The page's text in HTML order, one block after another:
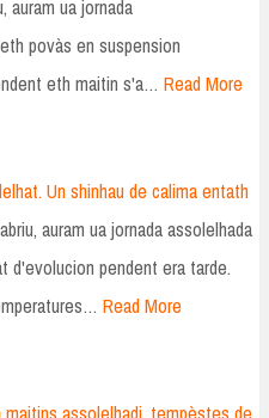
auram ua jornada
povàs en suspension
eth maitin s'a… Read More
Un shinhau de calima entath
auram ua jornada assolelhada
d'evolucion pendent era tarde.
Read More